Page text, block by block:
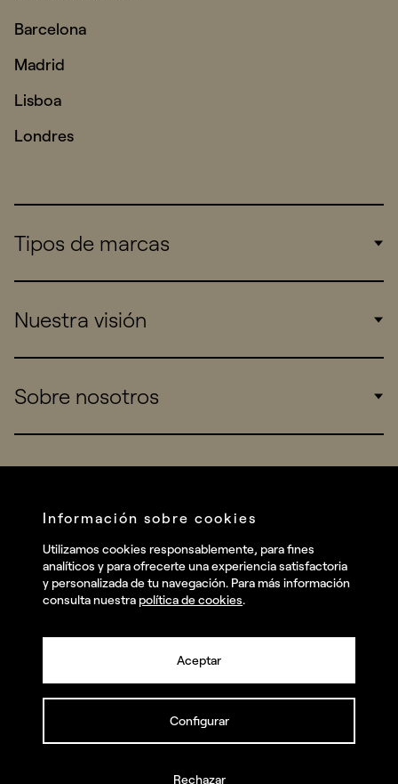
Barcelona
Madrid
Lisboa
Londres
Tipos de marcas
Consumers
Startups
Nuestra visión
Work
Sobre nosotros
Talent
Contact
Instagram
Facebook
© summa.es Todos los derechos reservados.
Información sobre cookies
Utilizamos cookies responsablemente, para fines
analíticos y para ofrecerte una experiencia satisfactoria
y personalizada de tu navegación. Para más información
consulta nuestra política de cookies.
Aceptar
Configurar
Rechazar